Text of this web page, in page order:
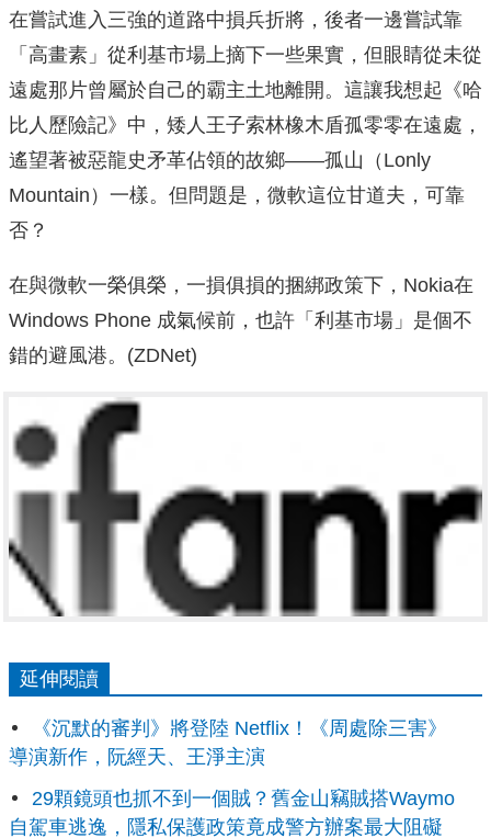
在嘗試進入三強的道路中損兵折將，後者一邊嘗試靠
「高畫素」從利基市場上摘下一些果實，但眼睛從未從
遠處那片曾屬於自己的霸主土地離開。這讓我想起《哈
比人歷險記》中，矮人王子索林橡木盾孤零零在遠處，
遙望著被惡龍史矛革佔領的故鄉——孤山（Lonly
Mountain）一樣。但問題是，微軟這位甘道夫，可靠
否？
在與微軟一榮俱榮，一損俱損的捆綁政策下，Nokia在
Windows Phone 成氣候前，也許「利基市場」是個不
錯的避風港。(ZDNet)
延伸閱讀
《沉默的審判》將登陸 Netflix！《周處除三害》
導演新作，阮經天、王淨主演
29顆鏡頭也抓不到一個賊？舊金山竊賊搭Waymo
自駕車逃逸，隱私保護政策竟成警方辦案最大阻礙